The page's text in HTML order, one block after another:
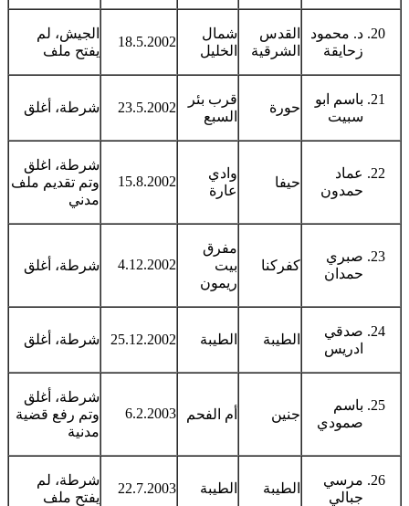
د. محمود
زحايقة
القدس
الشرقية
شمال
الخليل
18.5.2002
الجيش، لم
يفتح ملف
باسم ابو
سبيت
حورة
قرب بئر
السبع
23.5.2002 شرطة، أغلق
عماد
حمدون
حيفا
وادي
عارة
15.8.2002
شرطة، اغلق
وتم تقديم ملف
مدني
صبري
حمدان
كفركنا
مفرق
بيت
ريمون
4.12.2002 شرطة، أغلق
صدقي
ادريس
الطيبة الطيبة 25.12.2002 شرطة، أغلق
باسم
صمودي
جنين أم الفحم 6.2.2003
شرطة، أغلق
وتم رفع قضية
مدنية
مرسي
جبالي
الطيبة الطيبة 22.7.2003
شرطة، لم
يفتح ملف